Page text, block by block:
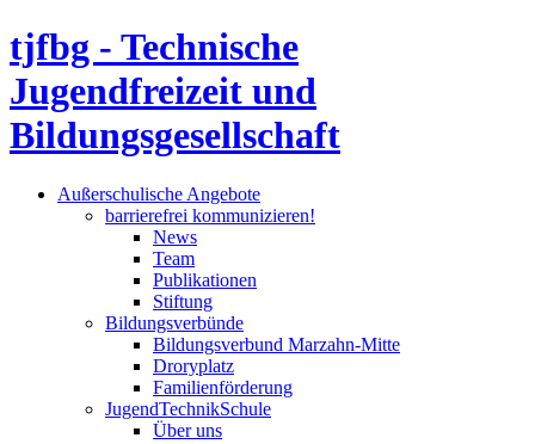
tjfbg - Technische
Jugendfreizeit und
Bildungsgesellschaft
Außerschulische Angebote
barrierefrei kommunizieren!
News
Team
Publikationen
Stiftung
Bildungsverbünde
Bildungsverbund Marzahn-Mitte
Droryplatz
Familienförderung
JugendTechnikSchule
Über uns